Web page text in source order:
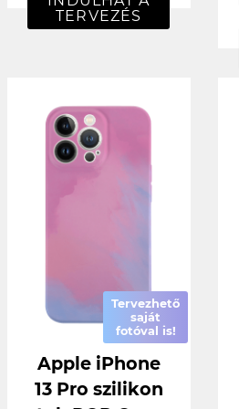
TERVEZÉS
Tervezhető
saját
fotóval is!
Apple iPhone
13 Pro szilikon